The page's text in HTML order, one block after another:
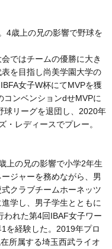
4歳上の兄の影響で野球を
ではチームの優勝に大き
を目指し尚美学園大学の
女子W杯にてMVPを獲
ンベンションdせMVPに
球リーグを退団し、2020年
レディースでプレー。
上の兄の影響で小学2年生
ジャーを務めながら、男
クラブチームホーネッツ
学し、男子学生とともに
れた第4回IBAF女子ワー
を経験した。2019年プロ
所属する埼玉西武ライオ